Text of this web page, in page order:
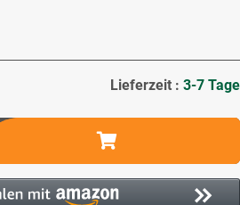
Lieferzeit : 3-7 Tage